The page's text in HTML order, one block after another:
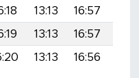
13:13 16:57
13:13 16:57
13:13 16:56